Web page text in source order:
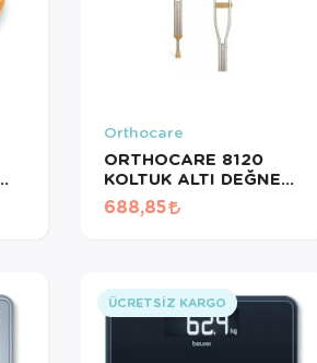
Orthocare
ORTHOCARE 8120
KOLTUK ALTI DEĞNEĞİ
MEDİUM 1 ADET
688,85
ÜCRETSIZ KARGO